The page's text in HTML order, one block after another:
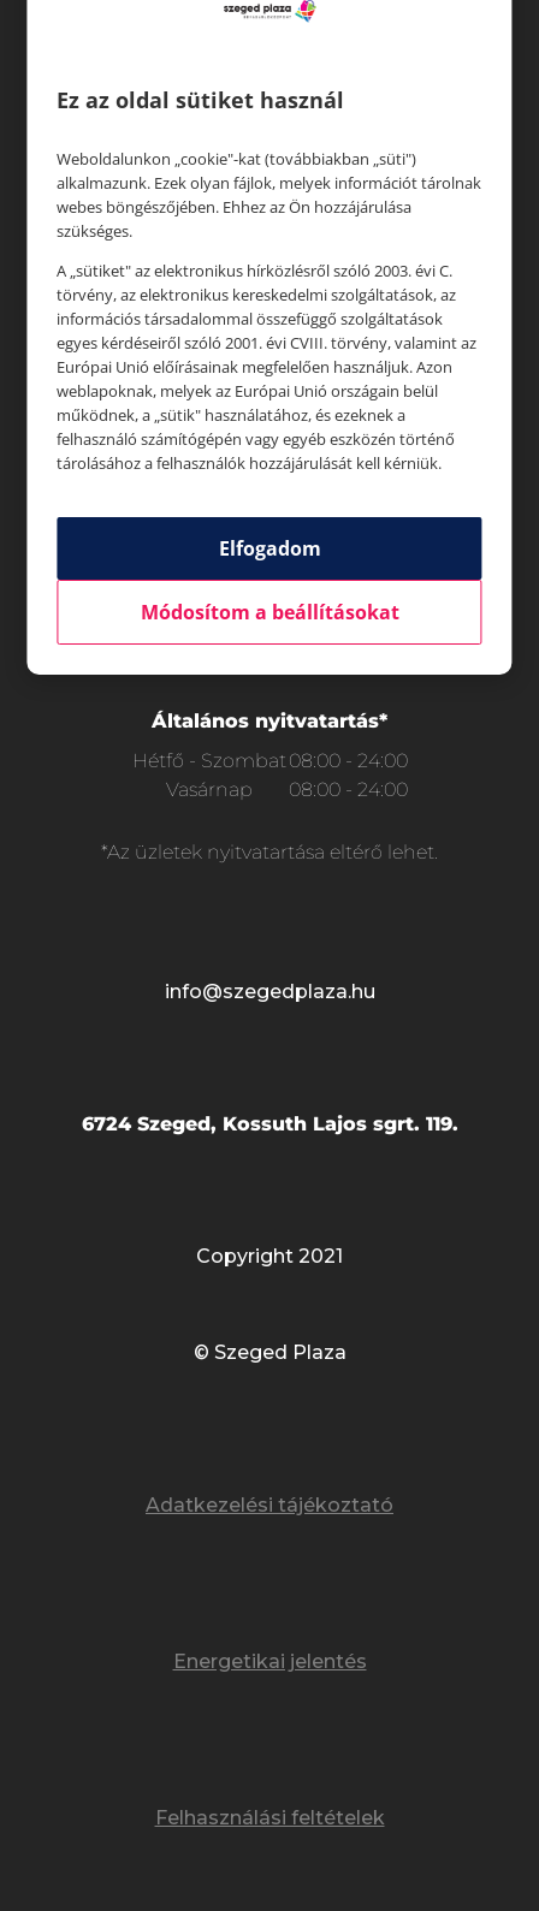
Üzletek
Akciók
Aktualitások
Rólunk
Általános nyitvatartás*
Hétfő - Szombat08:00 - 24:00
Vasárnap
08:00 - 24:00
*Az üzletek nyitvatartása eltérő lehet.
info@szegedplaza.hu
6724 Szeged, Kossuth Lajos sgrt. 119.
Copyright 2021
© Szeged Plaza
Adatkezelési tájékoztató
Energetikai jelentés
Felhasználási feltételek
Ez az oldal sütiket használ
Weboldalunkon „cookie"-kat (továbbiakban „süti")
alkalmazunk. Ezek olyan fájlok, melyek információt tárolnak
webes böngészőjében. Ehhez az Ön hozzájárulása
szükséges.
A „sütiket" az elektronikus hírközlésről szóló 2003. évi C.
törvény, az elektronikus kereskedelmi szolgáltatások, az
információs társadalommal összefüggő szolgáltatások
egyes kérdéseiről szóló 2001. évi CVIII. törvény, valamint az
Európai Unió előírásainak megfelelően használjuk. Azon
weblapoknak, melyek az Európai Unió országain belül
működnek, a „sütik" használatához, és ezeknek a
felhasználó számítógépén vagy egyéb eszközén történő
tárolásához a felhasználók hozzájárulását kell kérniük.
Elfogadom
Módosítom a beállításokat